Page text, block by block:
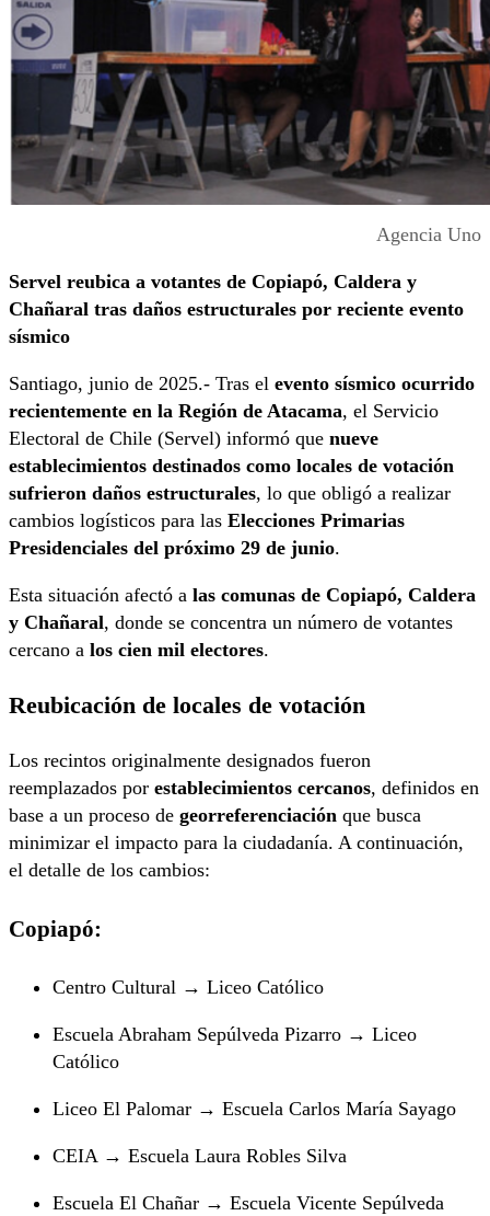
Agencia Uno
Servel reubica a votantes de Copiapó, Caldera y
Chañaral tras daños estructurales por reciente evento
sísmico
Santiago, junio de 2025.- Tras el evento sísmico ocurrido
recientemente en la Región de Atacama, el Servicio
Electoral de Chile (Servel) informó que nueve
establecimientos destinados como locales de votación
sufrieron daños estructurales, lo que obligó a realizar
cambios logísticos para las Elecciones Primarias
Presidenciales del próximo 29 de junio.
Esta situación afectó a las comunas de Copiapó, Caldera
y Chañaral, donde se concentra un número de votantes
cercano a los cien mil electores.
Reubicación de locales de votación
Los recintos originalmente designados fueron
reemplazados por establecimientos cercanos, definidos en
base a un proceso de georreferenciación que busca
minimizar el impacto para la ciudadanía. A continuación,
el detalle de los cambios:
Copiapó:
Centro Cultural → Liceo Católico
Escuela Abraham Sepúlveda Pizarro → Liceo
Católico
Liceo El Palomar → Escuela Carlos María Sayago
CEIA → Escuela Laura Robles Silva
Escuela El Chañar → Escuela Vicente Sepúlveda